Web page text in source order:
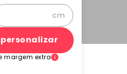
cm
margem extra